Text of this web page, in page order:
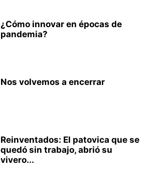
¿Cómo innovar en épocas de
pandemia?
Nos volvemos a encerrar
Reinventados: El patovica que se
quedó sin trabajo, abrió su
vivero...